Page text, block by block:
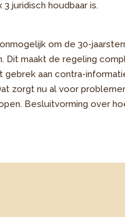
juridisch houdbaar is.
om de 30-
maakt de regeling
gebrek aan contra-
zorgt nu al voor
Besluitvorming over